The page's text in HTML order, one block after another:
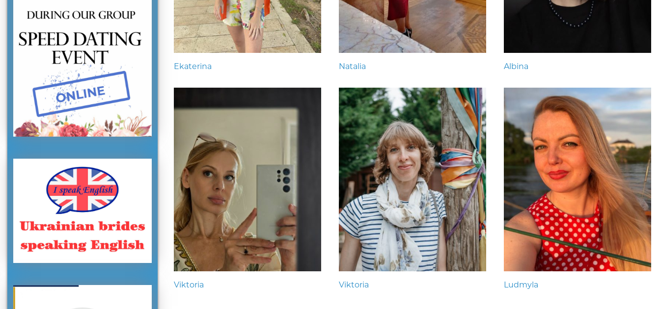
Ekaterina Natalia Albina
Viktoria Viktoria Ludmyla